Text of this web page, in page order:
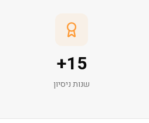
15
+
שנות ניסיון